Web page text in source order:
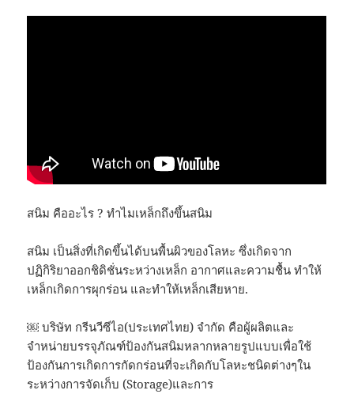
สนิม คืออะไร ? ทำไมเหล็กถึงขึ้นสนิม
สนิม เป็นสิ่งที่เกิดขึ้นได้บนพื้นผิวของโลหะ ซึ่งเกิดจาก
ปฏิกิริยาออกชิดิชั่นระหว่างเหล็ก อากาศและความชื้น ทำให้
เหล็กเกิดการผุกร่อน และทำให้เหล็กเสียหาย.
￼ บริษัท กรีนวีซีไอ(ประเทศไทย) จำกัด คือผู้ผลิตและ
จำหน่ายบรรจุภัณฑ์ป้องกันสนิมหลากหลายรูปแบบเพื่อใช้
ป้องกันการเกิดการกัดกร่อนที่จะเกิดกับโลหะชนิดต่างๆใน
ระหว่างการจัดเก็บ (Storage)และการ